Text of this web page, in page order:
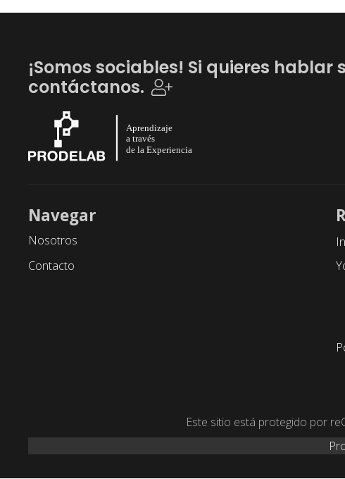
¡Somos sociables! Si quieres hablar
contáctanos.
Navegar
Nosotros
Contacto
Este sitio está protegido por